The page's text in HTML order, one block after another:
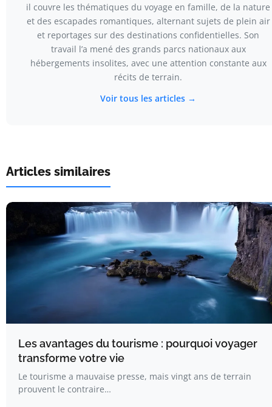
il couvre les thématiques du voyage en famille, de la nature
et des escapades romantiques, alternant sujets de plein air
et reportages sur des destinations confidentielles. Son
travail l’a mené des grands parcs nationaux aux
hébergements insolites, avec une attention constante aux
récits de terrain.
Voir tous les articles →
Articles similaires
Les avantages du tourisme : pourquoi voyager
transforme votre vie
Le tourisme a mauvaise presse, mais vingt ans de terrain
prouvent le contraire…